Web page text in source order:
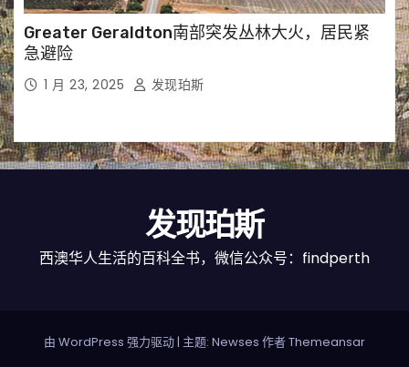
Greater Geraldton南部突发丛林大火，居民紧
急避险
1 月 23, 2025 发现珀斯
发现珀斯
西澳华人生活的百科全书，微信公众号：findperth
由 WordPress 强力驱动| 主题: Newses 作者Themeansar